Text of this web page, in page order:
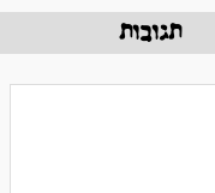
תגובות